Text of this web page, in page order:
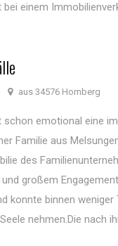
einem
aus 34576 Homberg
schon emotional eine
Familie aus
des
großem
konnte binnen weniger
nehmen.Die nach